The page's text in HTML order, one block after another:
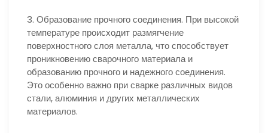
3. Образование прочного соединения. При высокой
температуре происходит размягчение
поверхностного слоя металла, что способствует
проникновению сварочного материала и
образованию прочного и надежного соединения.
Это особенно важно при сварке различных видов
стали, алюминия и других металлических
материалов.